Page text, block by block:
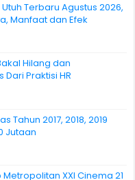
Terbaru Agustus 2026,
Manfaat dan Efek
Hilang dan
Praktisi HR
Tahun 2017, 2018, 2019
Jutaan
XXI Cinema 21